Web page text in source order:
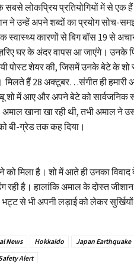
सबसे लोकप्रिय प्रतियोगियों में से एक
ने उन्हें अपने शब्दों का प्रयोग सोच-
स्वास्थ्य कारणों से बिग बॉस 19 से
घर के अंदर वापस आ जाएंगे। उनके
पोस्ट शेयर की, जिसमें उनके बेटे के शो
हैं 28 अक्टूबर…संगीत ही हमारी
शो में आए और अपने बेटे को सार्वजनिक
खाना खा रही थी, तभी अमाल ने
बी-ग्रेड तक कह दिया।
मिला है। शो में आते ही उनका विवाद
है। हालांकि अमाल के दोस्त जीशान
भट्ट से भी अपनी लड़ाई को लेकर
News Hokkaido
Japan Earthquake
Alert